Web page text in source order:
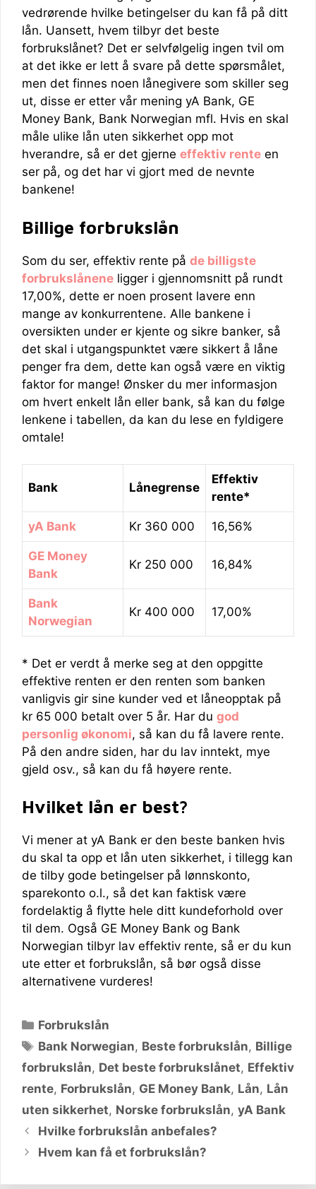
vedrørende hvilke betingelser du kan få på ditt
lån. Uansett, hvem tilbyr det beste
forbrukslånet? Det er selvfølgelig ingen tvil om
at det ikke er lett å svare på dette spørsmålet,
men det finnes noen lånegivere som skiller seg
ut, disse er etter vår mening yA Bank, GE
Money Bank, Bank Norwegian mfl. Hvis en skal
måle ulike lån uten sikkerhet opp mot
hverandre, så er det gjerne effektiv rente en
ser på, og det har vi gjort med de nevnte
bankene!
Billige forbrukslån
Som du ser, effektiv rente på de billigste
forbrukslånene ligger i gjennomsnitt på rundt
17,00%, dette er noen prosent lavere enn
mange av konkurrentene. Alle bankene i
oversikten under er kjente og sikre banker, så
det skal i utgangspunktet være sikkert å låne
penger fra dem, dette kan også være en viktig
faktor for mange! Ønsker du mer informasjon
om hvert enkelt lån eller bank, så kan du følge
lenkene i tabellen, da kan du lese en fyldigere
omtale!
Bank Lånegrense
Effektiv
rente*
yA Bank Kr 360 000 16,56%
GE Money
Bank
Kr 250 000 16,84%
Bank
Norwegian
Kr 400 000 17,00%
* Det er verdt å merke seg at den oppgitte
effektive renten er den renten som banken
vanligvis gir sine kunder ved et låneopptak på
kr 65 000 betalt over 5 år. Har du god
personlig økonomi, så kan du få lavere rente.
På den andre siden, har du lav inntekt, mye
gjeld osv., så kan du få høyere rente.
Hvilket lån er best?
Vi mener at yA Bank er den beste banken hvis
du skal ta opp et lån uten sikkerhet, i tillegg kan
de tilby gode betingelser på lønnskonto,
sparekonto o.l., så det kan faktisk være
fordelaktig å flytte hele ditt kundeforhold over
til dem. Også GE Money Bank og Bank
Norwegian tilbyr lav effektiv rente, så er du kun
ute etter et forbrukslån, så bør også disse
alternativene vurderes!
Kategorier
Forbrukslån
Stikkord
Bank Norwegian, Beste forbrukslån, Billige
forbrukslån, Det beste forbrukslånet, Effektiv
rente, Forbrukslån, GE Money Bank, Lån, Lån
uten sikkerhet, Norske forbrukslån, yA Bank
Hvilke forbrukslån anbefales?
Hvem kan få et forbrukslån?